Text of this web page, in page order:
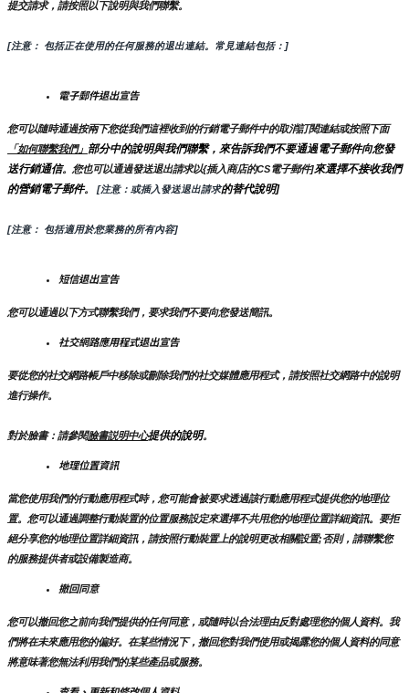
提交請求，請按照以下說明與我們聯繫。
[注意： 包括正在使用的任何服務的退出連結。常見連結包括：]
電子郵件退出宣告
您可以隨時通過按兩下您從我們這裡收到的行銷電子郵件中的取消訂閱連結或按照下面
「如何聯繫我們」 部分中的說明與我們聯繫，來告訴我們不要通過電子郵件向您發
送行銷通信。您也可以通過發送退出請求以{插入商店的CS電子郵件]來選擇不接收我們
的營銷電子郵件。 [注意：或插入發送退出請求的替代說明]
[注意： 包括適用於您業務的所有內容]
短信退出宣告
您可以通過以下方式聯繫我們，要求我們不要向您發送簡訊。
社交網路應用程式退出宣告
要從您的社交網路帳戶中移除或刪除我們的社交媒體應用程式，請按照社交網路中的說明
進行操作。
對於臉書：請參閱臉書説明中心提供的說明。
地理位置資訊
當您使用我們的行動應用程式時，您可能會被要求透過該行動應用程式提供您的地理位
置。您可以通過調整行動裝置的位置服務設定來選擇不共用您的地理位置詳細資訊。要拒
絕分享您的地理位置詳細資訊，請按照行動裝置上的說明更改相關設置;否則，請聯繫您
的服務提供者或設備製造商。
撤回同意
您可以撤回您之前向我們提供的任何同意，或隨時以合法理由反對處理您的個人資料。我
們將在未來應用您的偏好。在某些情況下，撤回您對我們使用或揭露您的個人資料的同意
將意味著您無法利用我們的某些產品或服務。